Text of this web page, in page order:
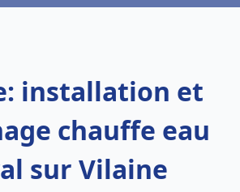
installation et
chauffe eau
sur Vilaine